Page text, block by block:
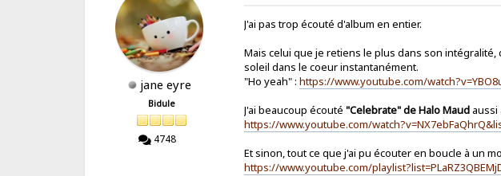
jane eyre
Bidule
4748
J'ai pas trop écouté d'album en entier.
Mais celui que je retiens le plus dans son intégralité,
soleil dans le coeur instantanément.
"Ho yeah" :https://www.youtube.com/
J'ai beaucoup écouté "Celebrate" de Halo Maud aussi
https://www.youtube.com/
Et sinon, tout ce que j'ai pu écouter en boucle à un
https://www.youtube.com/